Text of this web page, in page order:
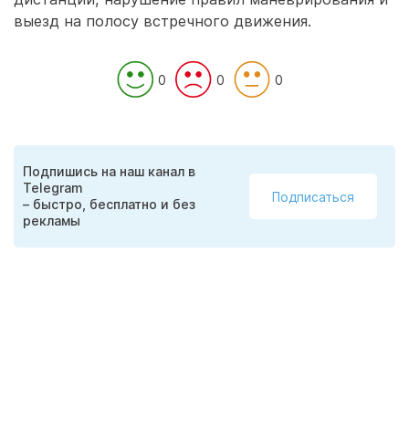
выезд на полосу встречного движения.
0 0 0
Подпишись на наш канал в
Telegram
– быстро, бесплатно и без
рекламы
Подписаться